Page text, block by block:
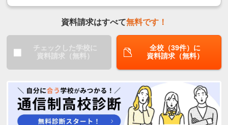
資料請求はすべて無料です！
チェックした学校に
資料請求（無料）
全校（39件）に
資料請求（無料）